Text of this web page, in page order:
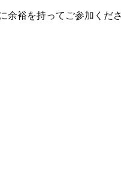
裕を持ってご参加くださ